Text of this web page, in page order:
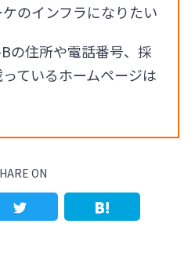
のインフラになりたい
の住所や電話番号、採
ているホームページは
ON